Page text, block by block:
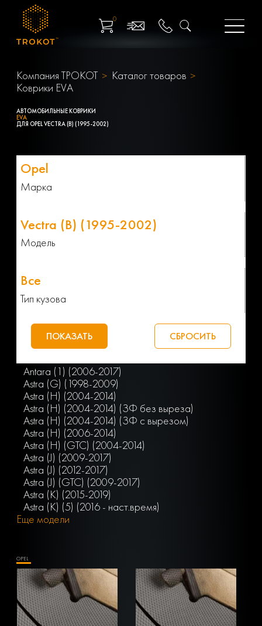
0
Компания ТРОКОТ
Каталог товаров
Коврики EVA
АВТОМОБИЛЬНЫЕ КОВРИКИ
EVA
ДЛЯ OPEL VECTRA (B) (1995-2002)
Марка
Модель
Тип кузова
Antara (1) (2006-2017)
Astra (G) (1998-2009)
Astra (H) (2004-2014)
Astra (H) (2004-2014) (ЗФ без выреза)
Astra (H) (2004-2014) (ЗФ с вырезом)
Astra (H) (2006-2014)
Astra (H) (GTC) (2004-2014)
Astra (J) (2009-2017)
Astra (J) (2012-2017)
Astra (J) (GTC) (2009-2017)
Astra (K) (2015-2019)
Astra (K) (5) (2016 - наст.время)
Еще модели
OPEL